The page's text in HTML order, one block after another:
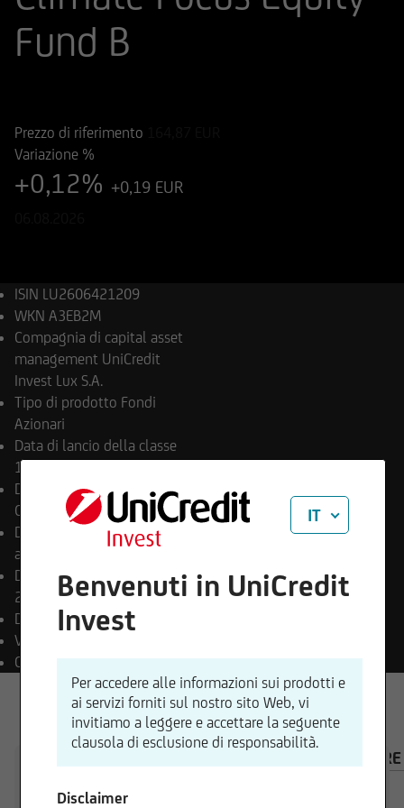
Fund B
Prezzo di riferimento
Variazione %
+0,12% +0,19 EUR
ISIN LU2606421209
WKN A3EB2M
Compagnia di capital asset
management UniCredit
Invest Lux S.A.
Tipo di prodotto Fondi
Azionari
Data di lancio della classe
17.07.2023
Data di Pagamento Finale
Open End
Destinazione dei proventi
accumulazione
Data di lancio del comparto
28.09.2022
Divisa di negoziazione
Valuta del fondo
Classificazione SFDR Art. 8
IT
Benvenuti in UniCredit
Invest
Per accedere alle informazioni sui prodotti e
ai servizi forniti sul nostro sito Web, vi
invitiamo a leggere e accettare la seguente
clausola di esclusione di responsabilità.
Disclaimer